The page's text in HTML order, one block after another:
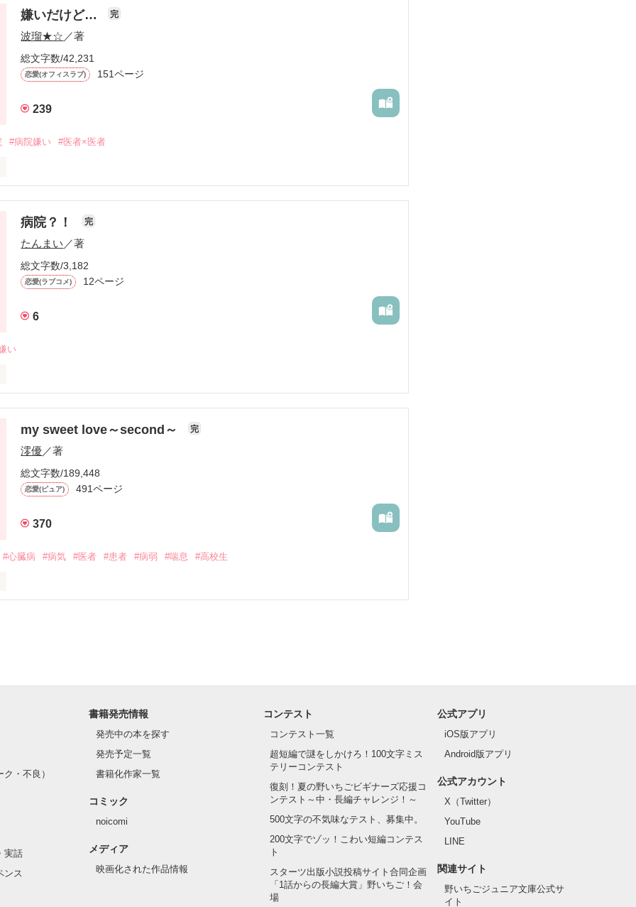
嫌いだけど… 完
波瑠★☆ ／著
総文字数/42,231
恋愛(オフィスラブ) 151ページ
239
#病院嫌い #医者×医者
）　24歳
）　27歳
いなすず
病院？！ 完
たんまい ／著
総文字数/3,182
恋愛(ラブコメ) 12ページ
6
い
my sweet love～second～ 完
澪優／著
総文字数/189,448
恋愛(ピュア) 491ページ
370
#心臓病 #病気 #医者 #患者 #病弱 #喘息 #高校生
すが
☆
loveの
・不良）
実話
ンス
書籍発売情報
発売中の本を探す
発売予定一覧
書籍化作家一覧
コミック
noicomi
メディア
映画化された作品情報
コンテスト
コンテスト一覧
超短編で謎をしかけろ！100文字ミス
テリーコンテスト
復刻！夏の野いちごビギナーズ応援コ
ンテスト～中・長編チャレンジ！～
500文字の不気味なテスト、募集中。
200文字でゾッ！こわい短編コンテス
ト
スターツ出版小説投稿サイト合同企画
「1話からの長編大賞」野いちご！会
場
公式アプリ
iOS版アプリ
Android版アプリ
公式アカウント
X（Twitter）
YouTube
LINE
関連サイト
野いちごジュニア文庫公式サ
イト